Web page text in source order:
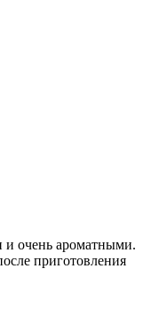
и очень ароматными.
приготовления